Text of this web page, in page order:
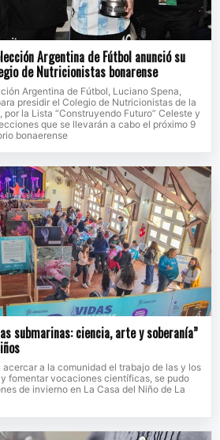
Argentina de Fútbol anunció su
de Nutricionistas bonarense
Argentina de Fútbol, Luciano Spena,
presidir el Colegio de Nutricionistas de la
por la Lista “Construyendo Futuro” Celeste y
que se llevarán a cabo el próximo 9
bonaerense
submarinas: ciencia, arte y soberanía”
acercar a la comunidad el trabajo de las y los
fomentar vocaciones científicas, se pudo
de invierno en La Casa del Niño de La